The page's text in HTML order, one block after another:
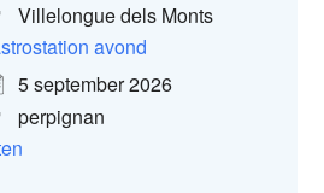
Villelongue dels Monts
avond
5 september 2026
perpignan